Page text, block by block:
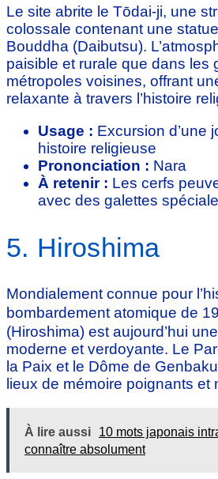
Le site abrite le Tōdai-ji, une
colossale contenant une
Bouddha (Daibutsu).
paisible et rurale que dans les
métropoles voisines, offrant
relaxante à travers l’histoire
Usage : Excursion d’une
histoire religieuse
Prononciation : Nara
À retenir : Les cerfs
avec des galettes
5. Hiroshima
Mondialement connue pour
bombardement atomique de
(Hiroshima) est aujourd’hui
moderne et verdoyante. Le
la Paix et le Dôme de
lieux de mémoire poignants et
À lire aussi
10 mots japonais
connaître absolument